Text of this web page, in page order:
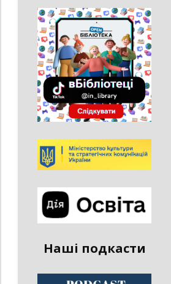
Наші подкасти